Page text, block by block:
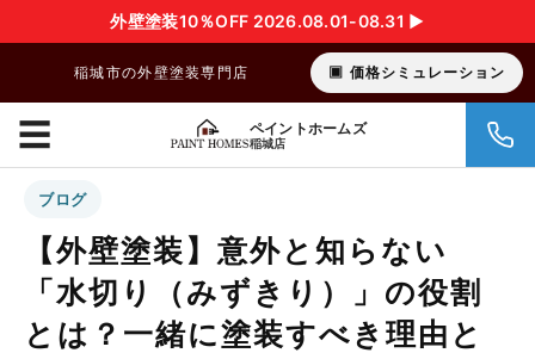
外壁塗装10％OFF 2026.08.01-08.31 ▶︎
稲城市の外壁塗装専門店 価格シミュレーション
ペイントホームズ
稲城店
☰
ブログ
【外壁塗装】意外と知らない
「水切り（みずきり）」の役割
とは？一緒に塗装すべき理由と